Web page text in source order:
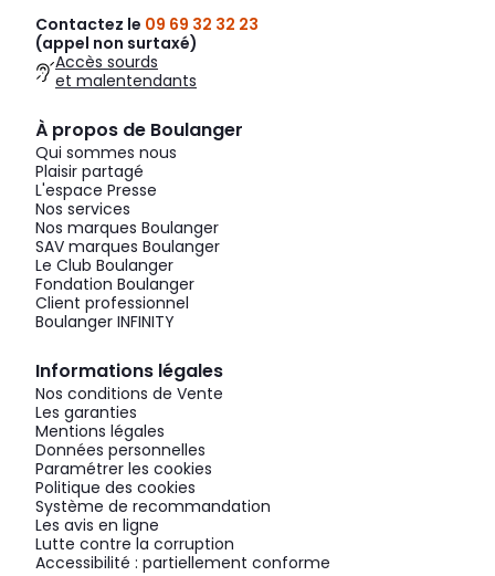
Contactez le 09 69 32 32 23
(appel non surtaxé)
Accès sourds
et malentendants
À propos de Boulanger
Qui sommes nous
Plaisir partagé
L'espace Presse
Nos services
Nos marques Boulanger
SAV marques Boulanger
Le Club Boulanger
Fondation Boulanger
Client professionnel
Boulanger INFINITY
Informations légales
Nos conditions de Vente
Les garanties
Mentions légales
Données personnelles
Paramétrer les cookies
Politique des cookies
Système de recommandation
Les avis en ligne
Lutte contre la corruption
Accessibilité : partiellement conforme